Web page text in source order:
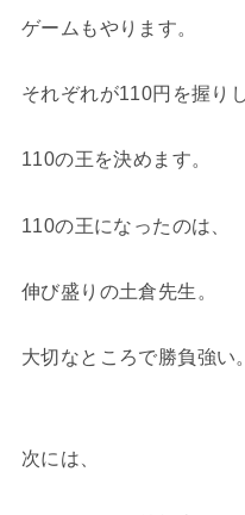
ゲームもやります。
それぞれが110円を握り
110の王を決めます。
110の王になったのは、
伸び盛りの土倉先生。
大切なところで勝負強い。
次には、